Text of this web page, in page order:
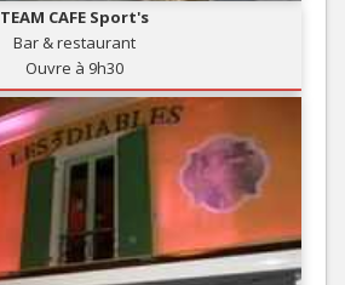
TEAM CAFE Sport's
Bar & restaurant
Ouvre à 9h30